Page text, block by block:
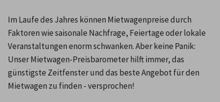
Im Laufe des Jahres können Mietwagenpreise durch
Faktoren wie saisonale Nachfrage, Feiertage oder lokale
Veranstaltungen enorm schwanken. Aber keine Panik:
Unser Mietwagen-Preisbarometer hilft immer, das
günstigste Zeitfenster und das beste Angebot für den
Mietwagen zu finden - versprochen!